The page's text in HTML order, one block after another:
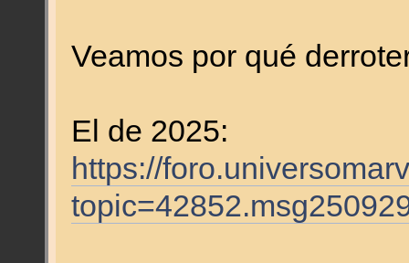
Veamos por qué
El de 2025:
https://